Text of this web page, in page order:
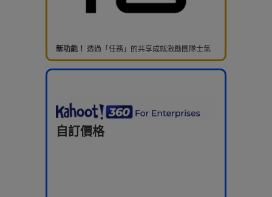
新功能！ 透過「任務」的共享成就激勵團隊士氣
自訂價格